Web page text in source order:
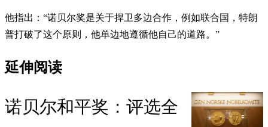
他指出：“诺贝尔奖是关于捍卫多边合作，例如联合国，特朗
普打破了这个原则，他单边地遵循他自己的道路。”
延伸阅读
诺贝尔和平奖：评选全